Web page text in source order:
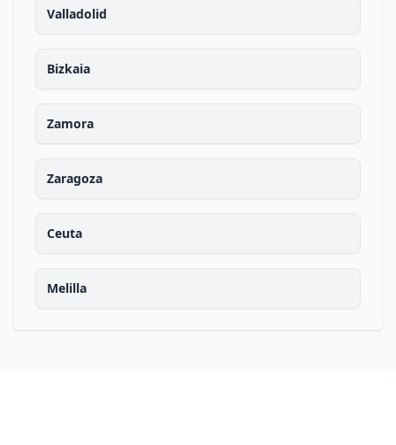
Valladolid
Bizkaia
Zamora
Zaragoza
Ceuta
Melilla